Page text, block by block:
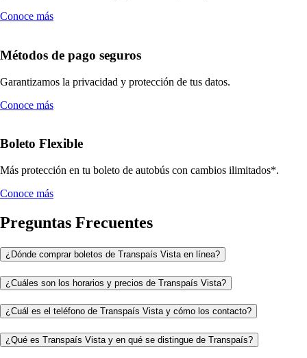
Conoce más
Métodos de pago seguros
Garantizamos la privacidad y protección de tus datos.
Conoce más
Boleto Flexible
Más protección en tu boleto de autobús con cambios ilimitados*.
Conoce más
Preguntas Frecuentes
¿Dónde comprar boletos de Transpaís Vista en línea?
¿Cuáles son los horarios y precios de Transpaís Vista?
¿Cuál es el teléfono de Transpaís Vista y cómo los contacto?
¿Qué es Transpaís Vista y en qué se distingue de Transpaís?